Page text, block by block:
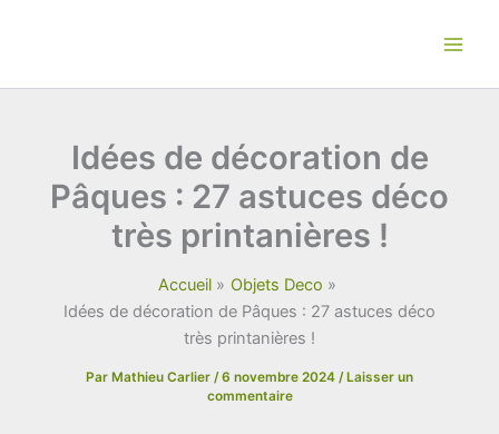
Idées de décoration de
Pâques : 27 astuces déco
très printanières !
Accueil
Objets Deco
Idées de décoration de Pâques : 27 astuces déco
très printanières !
Par Mathieu Carlier /6 novembre 2024 /Laisser un
commentaire